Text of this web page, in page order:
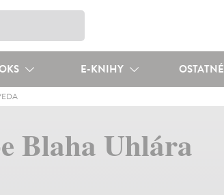
E-KNIHY OSTATNÉ
Blaha Uhlára